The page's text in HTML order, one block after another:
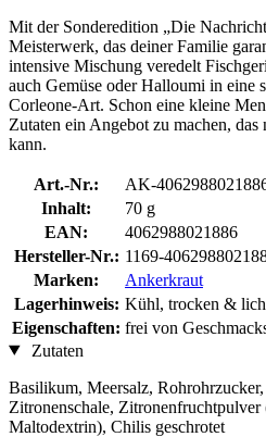
Mit der Sonderedition „Die
Meisterwerk, das deiner Familie
intensive Mischung veredelt
auch Gemüse oder Halloumi in eine
Corleone-Art. Schon eine kleine
Zutaten ein Angebot zu machen, das
kann.
Art.-Nr.:
AK-
Inhalt:
70 g
EAN:
4062988021886
Hersteller-Nr.: 1169-
Marken:
Ankerkraut
Lagerhinweis: Kühl, trocken &
Eigenschaften: frei von
Zutaten
Basilikum, Meersalz,
Zitronenschale, Zitronenfruchtpulver
Maltodextrin), Chilis geschrotet